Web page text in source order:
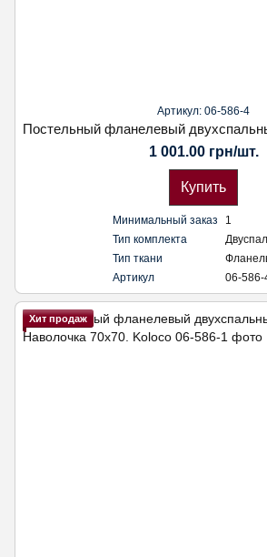
Артикул: 06-586-4
1 001.00 грн/шт.
Купить
Минимальный заказ
1
Тип комплекта
Тип ткани
Артикул
06-586-
Хит продаж